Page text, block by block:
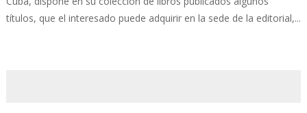
títulos, que el interesado puede adquirir en la sede de la editorial,...